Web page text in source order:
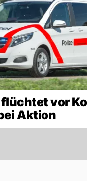
vor
Aktion